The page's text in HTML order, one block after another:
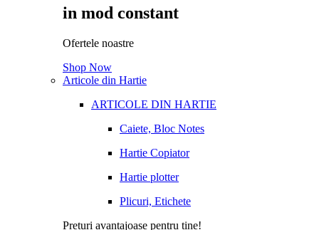
in mod constant
Ofertele noastre
Shop Now
Articole din Hartie
ARTICOLE DIN HARTIE
Caiete, Bloc Notes
Hartie Copiator
Hartie plotter
Plicuri, Etichete
Preturi avantajoase pentru tine!